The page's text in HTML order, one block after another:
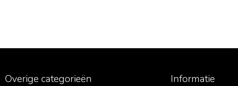
Overige categorieën Informatie